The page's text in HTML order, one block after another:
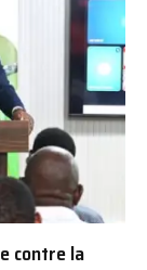
contre la